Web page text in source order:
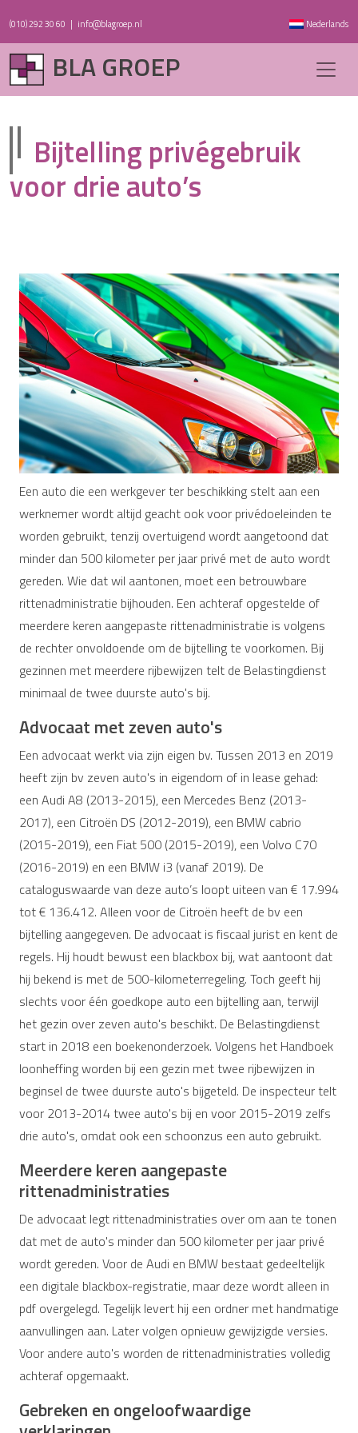
(010) 292 30 60 | info@blagroep.nl Nederlands
BLA GROEP
Bijtelling privégebruik
voor drie auto’s
Een auto die een werkgever ter beschikking stelt aan een
werknemer wordt altijd geacht ook voor privédoeleinden te
worden gebruikt, tenzij overtuigend wordt aangetoond dat
minder dan 500 kilometer per jaar privé met de auto wordt
gereden. Wie dat wil aantonen, moet een betrouwbare
rittenadministratie bijhouden. Een achteraf opgestelde of
meerdere keren aangepaste rittenadministratie is volgens
de rechter onvoldoende om de bijtelling te voorkomen. Bij
gezinnen met meerdere rijbewijzen telt de Belastingdienst
minimaal de twee duurste auto's bij.
Advocaat met zeven auto's
Een advocaat werkt via zijn eigen bv. Tussen 2013 en 2019
heeft zijn bv zeven auto's in eigendom of in lease gehad:
een Audi A8 (2013-2015), een Mercedes Benz (2013-
2017), een Citroën DS (2012-2019), een BMW cabrio
(2015-2019), een Fiat 500 (2015-2019), een Volvo C70
(2016-2019) en een BMW i3 (vanaf 2019). De
cataloguswaarde van deze auto’s loopt uiteen van € 17.994
tot € 136.412. Alleen voor de Citroën heeft de bv een
bijtelling aangegeven. De advocaat is fiscaal jurist en kent de
regels. Hij houdt bewust een blackbox bij, wat aantoont dat
hij bekend is met de 500-kilometerregeling. Toch geeft hij
slechts voor één goedkope auto een bijtelling aan, terwijl
het gezin over zeven auto's beschikt. De Belastingdienst
start in 2018 een boekenonderzoek. Volgens het Handboek
loonheffing worden bij een gezin met twee rijbewijzen in
beginsel de twee duurste auto's bijgeteld. De inspecteur telt
voor 2013-2014 twee auto's bij en voor 2015-2019 zelfs
drie auto's, omdat ook een schoonzus een auto gebruikt.
Meerdere keren aangepaste
rittenadministraties
De advocaat legt rittenadministraties over om aan te tonen
dat met de auto's minder dan 500 kilometer per jaar privé
wordt gereden. Voor de Audi en BMW bestaat gedeeltelijk
een digitale blackbox-registratie, maar deze wordt alleen in
pdf overgelegd. Tegelijk levert hij een ordner met handmatige
aanvullingen aan. Later volgen opnieuw gewijzigde versies.
Voor andere auto's worden de rittenadministraties volledig
achteraf opgemaakt.
Gebreken en ongeloofwaardige